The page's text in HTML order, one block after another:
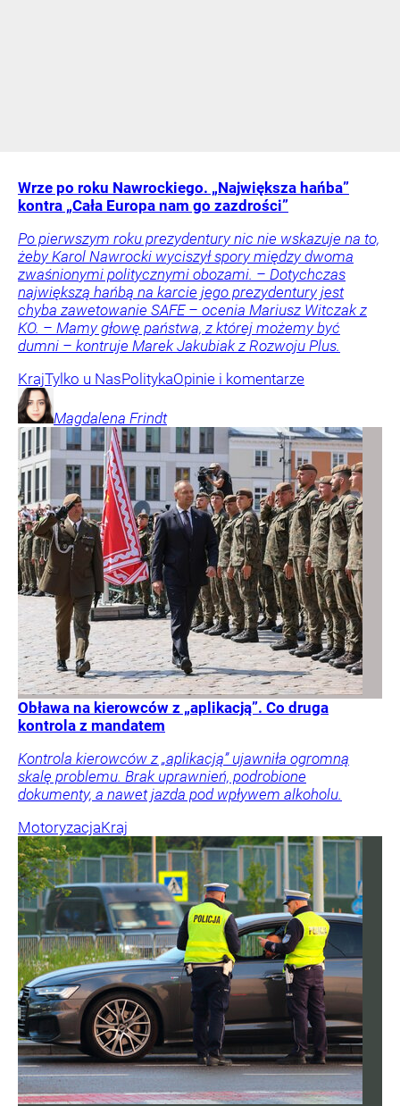
Wrze po roku Nawrockiego. „Największa hańba”
kontra „Cała Europa nam go zazdrości”
Po pierwszym roku prezydentury nic nie wskazuje na to,
żeby Karol Nawrocki wyciszył spory między dwoma
zwaśnionymi politycznymi obozami. – Dotychczas
największą hańbą na karcie jego prezydentury jest
chyba zawetowanie SAFE – ocenia Mariusz Witczak z
KO. – Mamy głowę państwa, z której możemy być
dumni – kontruje Marek Jakubiak z Rozwoju Plus.
KrajTylko u NasPolitykaOpinie i komentarze
Magdalena Frindt
Obława na kierowców z „aplikacją”. Co druga
kontrola z mandatem
Kontrola kierowców z „aplikacją” ujawniła ogromną
skalę problemu. Brak uprawnień, podrobione
dokumenty, a nawet jazda pod wpływem alkoholu.
MotoryzacjaKraj